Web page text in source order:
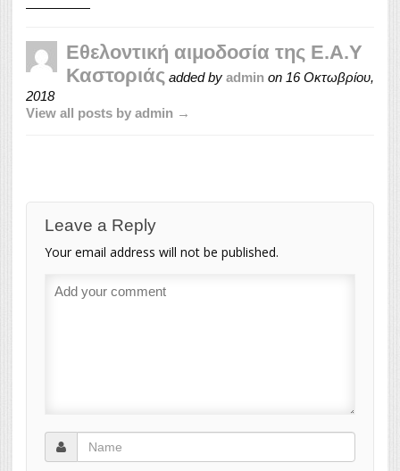
Εθελοντική αιμοδοσία της Ε.Α.Υ
Καστοριάς added by admin on 16 Οκτωβρίου,
2018
View all posts by admin →
Leave a Reply
Your email address will not be published.